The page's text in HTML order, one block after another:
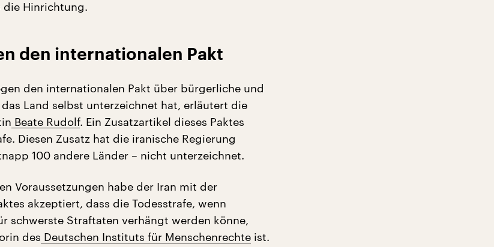
die Hinrichtung.
den internationalen Pakt
den internationalen Pakt über bürgerliche und
Land selbst unterzeichnet hat, erläutert die
Beate Rudolf. Ein Zusatzartikel dieses Paktes
Diesen Zusatz hat die iranische Regierung
100 andere Länder – nicht unterzeichnet.
Voraussetzungen habe der Iran mit der
akzeptiert, dass die Todesstrafe, wenn
schwerste Straftaten verhängt werden könne,
des Deutschen Instituts für Menschenrechte ist.